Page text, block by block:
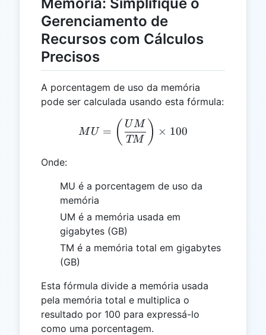
Gerenciamento de
Recursos com Cálculos
Precisos
A porcentagem de uso da memória
pode ser calculada usando esta fórmula:
MU =
M U = ( TM
UM ) × 100
Onde:
MU é a porcentagem de uso da
memória
UM é a memória usada em
gigabytes (GB)
TM é a memória total em gigabytes
(GB)
Esta fórmula divide a memória usada
pela memória total e multiplica o
resultado por 100 para expressá-lo
como uma porcentagem.